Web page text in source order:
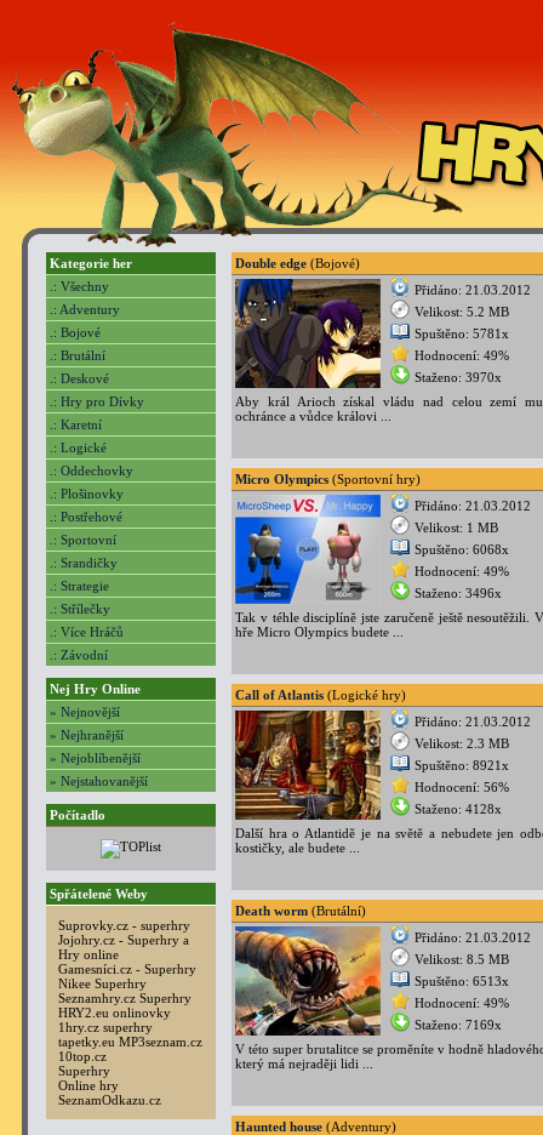
Kategorie her
.: Všechny
.: Adventury
.: Bojové
.: Brutální
.: Deskové
.: Hry pro Dívky
.: Karetní
.: Logické
.: Oddechovky
.: Plošinovky
.: Postřehové
.: Sportovní
.: Srandičky
.: Strategie
.: Střílečky
.: Více Hráčů
.: Závodní
Nej Hry Online
» Nejnovější
» Nejhranější
» Nejoblíbenější
» Nejstahovanější
Počítadlo
Spřátelené Weby
Suprovky.cz - superhry
Jojohry.cz - Superhry a
Hry online
Gamesníci.cz - Superhry
Nikee Superhry
Seznamhry.cz Superhry
HRY2.eu onlinovky
1hry.cz superhry
tapetky.eu MP3seznam.cz
10top.cz
Superhry
Online hry
SeznamOdkazu.cz
Double edge (Bojové)
Přidáno: 21.03.2012
Velikost: 5.2 MB
Spuštěno: 5781x
Hodnocení: 49%
Staženo: 3970x
Aby král Arioch získal vládu nad celou zemí
ochránce a vůdce královi ...
Micro Olympics (Sportovní hry)
Přidáno: 21.03.2012
Velikost: 1 MB
Spuštěno: 6068x
Hodnocení: 49%
Staženo: 3496x
Tak v téhle disciplíně jste zaručeně ještě nesoutěžili.
hře Micro Olympics budete ...
Call of Atlantis (Logické hry)
Přidáno: 21.03.2012
Velikost: 2.3 MB
Spuštěno: 8921x
Hodnocení: 56%
Staženo: 4128x
Další hra o Atlantidě je na světě a nebudete jen
kostičky, ale budete ...
Death worm (Brutální)
Přidáno: 21.03.2012
Velikost: 8.5 MB
Spuštěno: 6513x
Hodnocení: 49%
Staženo: 7169x
V této super brutalitce se proměníte v hodně
který má nejraději lidi ...
Haunted house (Adventury)